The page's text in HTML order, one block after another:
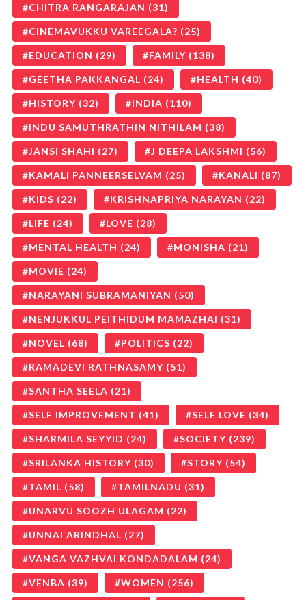
CHITRA RANGARAJAN (31)
CINEMAVUKKU VAREEGALA? (25)
EDUCATION (29) FAMILY (138)
GEETHA PAKKANGAL (24) HEALTH (40)
HISTORY (32) INDIA (110)
INDU SAMUTHRATHIN NITHILAM (38)
JANSI SHAHI (27) J DEEPA LAKSHMI (56)
KAMALI PANNEERSELVAM (25) KANALI (87)
KIDS (22) KRISHNAPRIYA NARAYAN (22)
LIFE (24) LOVE (28)
MENTAL HEALTH (24) MONISHA (21)
MOVIE (24)
NARAYANI SUBRAMANIYAN (50)
NENJUKKUL PEITHIDUM MAMAZHAI (31)
NOVEL (68) POLITICS (22)
RAMADEVI RATHNASAMY (51)
SANTHA SEELA (21)
SELF IMPROVEMENT (41) SELF LOVE (34)
SHARMILA SEYYID (24) SOCIETY (239)
SRILANKA HISTORY (30) STORY (54)
TAMIL (58) TAMILNADU (31)
UNARVU SOOZH ULAGAM (22)
UNNAI ARINDHAL (27)
VANGA VAZHVAI KONDADALAM (24)
VENBA (39) WOMEN (256)